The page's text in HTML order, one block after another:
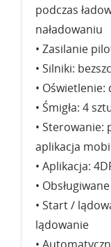
podczas
naładowaniu
• Zasilanie
• Silniki:
• Oświetlenie:
• Śmigła: 4
•
aplikacja
• Aplikacja:
•
• Start /
lądowanie